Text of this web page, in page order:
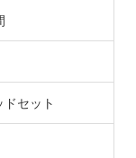
セット